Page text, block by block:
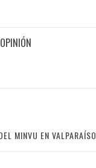
MINVU EN VALPARAÍSO